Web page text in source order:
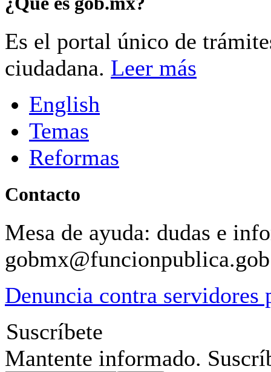
Es el portal único de
ciudadana. Leer más
English
Temas
Reformas
Contacto
Mesa de ayuda: dudas e
Denuncia contra servidores
Suscríbete
Mantente informado.